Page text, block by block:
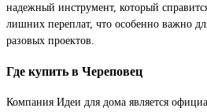
надежный инструмент, который
лишних переплат, что особенно важно
разовых проектов.
Где купить в Череповец
Компания Идеи для дома является